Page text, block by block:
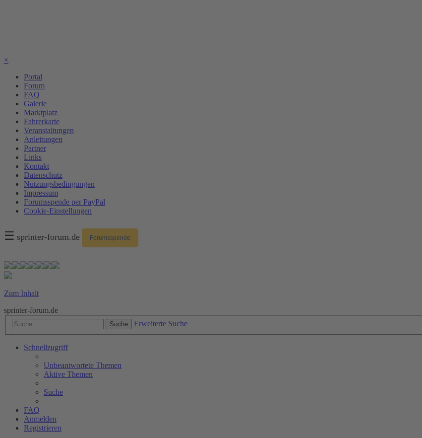
×
Portal
Forum
FAQ
Galerie
Marktplatz
Fahrerkarte
Veranstaltungen
Anleitungen
Partner
Links
Kontakt
Datenschutz
Nutzungsbedingungen
Impressum
Forumsspende per PayPal
Cookie-Einstellungen
☰ sprinter-forum.de Forumsspende
Zum Inhalt
sprinter-forum.de
Suche Erweiterte Suche
Schnellzugriff
Unbeantwortete Themen
Aktive Themen
Suche
FAQ
Anmelden
Registrieren